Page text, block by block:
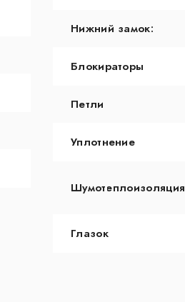
Нижний замок:
Блокираторы
Петли
Уплотнение
Шумотеплоизоляция
Глазок